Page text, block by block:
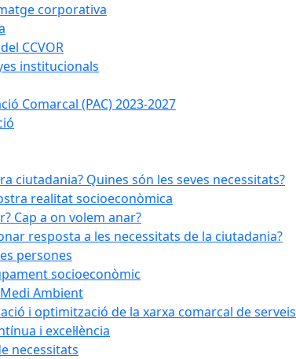
corporativa
CCVOR
institucionals
Comarcal (PAC) 2023-2027
ciutadania? Quines són les seves necessitats?
realitat socioeconòmica
Cap a on volem anar?
resposta a les necessitats de la ciutadania?
persones
socioeconòmic
Ambient
i optimització de la xarxa comarcal de serveis
i excel·lència
necessitats